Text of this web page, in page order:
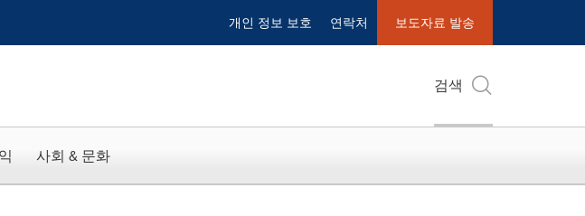
개인 정보 보호 연락처 보도자료 발송
검색
사회 & 문화